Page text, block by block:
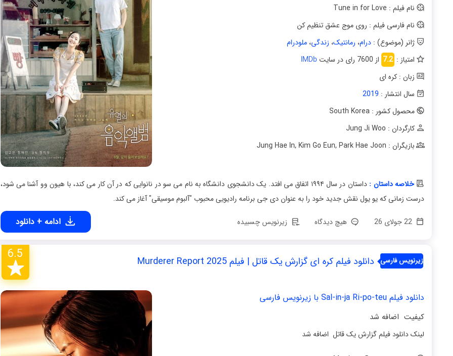
نام فیلم : Tune in for Love
نام فارسی فیلم : روی موج عشق تنظیم کن
ژانر (موضوع) : درام، رمانتیک، زندگی،ملودرام
امتیاز : 7.2 از 7600 رای در سایت
IMDb
زبان : کره ای
سال انتشار : 2019
محصول کشور : South Korea
کارگردان : Jung Ji Woo
بازیگران : Jung Hae In
, Kim Go Eun, Park Hae Joon
خلاصه داستان :
داستان در سال ۱۹۹۴ اتفاق می افتد. یک دانشجوی دانشگاه به نام می سو در نانوایی که در آن کار می کند، با هیون وو آشنا می شود،
درست زمانی که یو یول نقش جدید خود را به عنوان دی جی برنامه رادیویی محبوب "آلبوم موسیقی" آغاز می کند.
ادامه + دانلود هیچ دیدگاه زیرنویس چسبیده
زیرنویس فارسی دانلود فیلم کره ای گزارش یک قاتل | فیلم Murderer Report 2025 6.5
دانلود فیلم Sal-in-ja Ri-po-teu با زیرنویس فارسی
کیفیت اضافه شد
لینک دانلود فیلم گزارش یک قاتل اضافه شد